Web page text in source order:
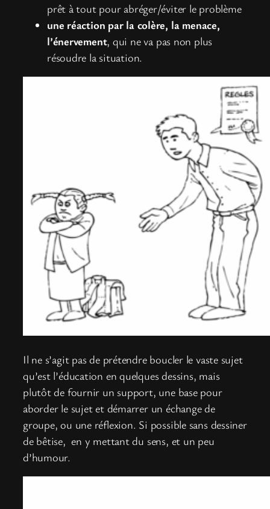
prêt à tout pour abréger/éviter le problème
une réaction par la colère, la menace,
l’énervement, qui ne va pas non plus
résoudre la situation.
Il ne s’agit pas de prétendre boucler le vaste sujet
qu’est l’éducation en quelques dessins, mais
plutôt de fournir un support, une base pour
aborder le sujet et démarrer un échange de
groupe, ou une réflexion. Si possible sans dessiner
de bêtise, en y mettant du sens, et un peu
d’humour.